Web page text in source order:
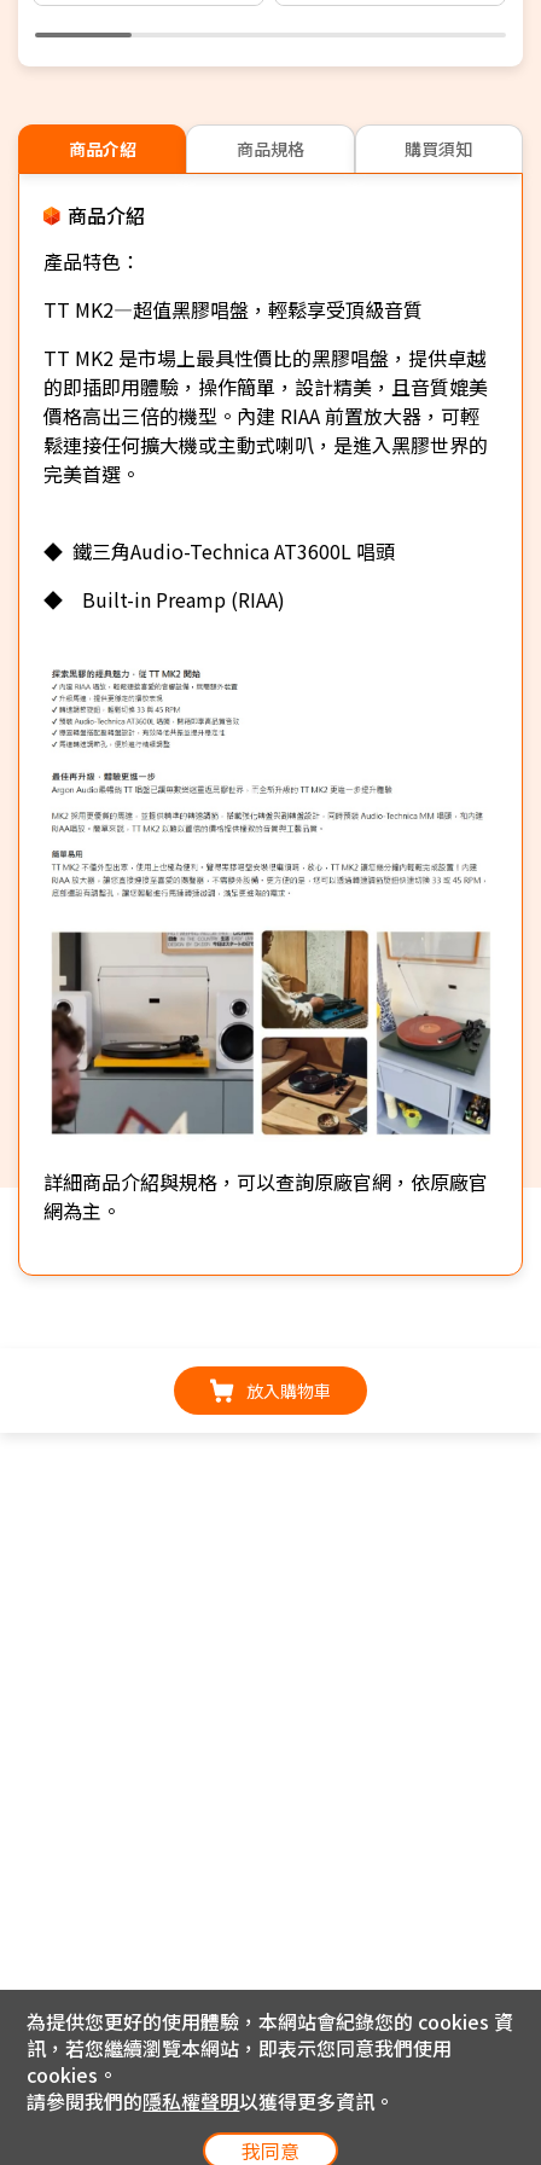
商品介紹 商品規格 購買須知
商品介紹
產品特色：
TT MK2—超值黑膠唱盤，輕鬆享受頂級音質
TT MK2 是市場上最具性價比的黑膠唱盤，提供卓越
的即插即用體驗，操作簡單，設計精美，且音質媲美
價格高出三倍的機型。內建 RIAA 前置放大器，可輕
鬆連接任何擴大機或主動式喇叭，是進入黑膠世界的
完美首選。
◆ 鐵三角Audio-Technica AT3600L 唱頭
◆ Built-in Preamp (RIAA)
詳細商品介紹與規格，可以查詢原廠官網，依原廠官
網為主。
放入購物車
為提供您更好的使用體驗，本網站會紀錄您的 cookies 資
訊，若您繼續瀏覽本網站，即表示您同意我們使用
cookies。
請參閱我們的隱私權聲明以獲得更多資訊。
我同意